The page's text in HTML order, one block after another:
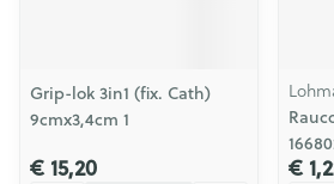
Grip-lok 3in1 (fix. Cath)
9cmx3,4cm 1
€ 15,20 €